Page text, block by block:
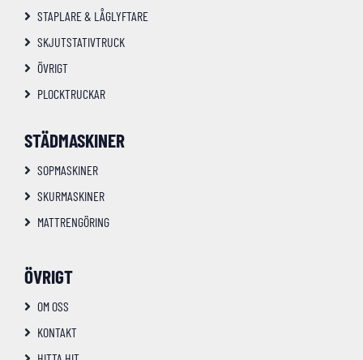
STAPLARE & LÅGLYFTARE
SKJUTSTATIVTRUCK
ÖVRIGT
PLOCKTRUCKAR
STÄDMASKINER
SOPMASKINER
SKURMASKINER
MATTRENGÖRING
ÖVRIGT
OM OSS
KONTAKT